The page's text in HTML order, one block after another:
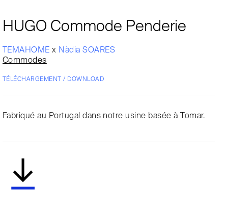
HUGO Commode Penderie
TEMAHOMEx Nàdia SOARES
Commodes
TÉLÉCHARGEMENT / DOWNLOAD
Fabriqué au Portugal dans notre usine basée à Tomar.